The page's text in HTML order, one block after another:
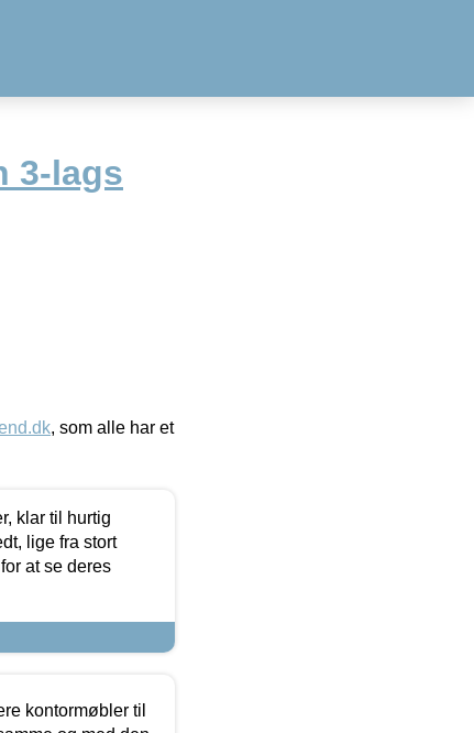
3-lags
, som alle har et
klar til hurtig
lige fra stort
at se deres
kontormøbler til